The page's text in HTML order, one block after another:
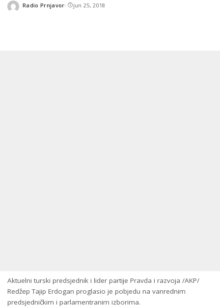
Posted
Radio Prnjavor jun 25, 2018
Aktuelni turski predsjednik i lider partije Pravda i razvoja /AKP/
Redžep Tajip Erdogan proglasio je pobjedu na vanrednim
predsjedničkim i parlamentranim izborima.